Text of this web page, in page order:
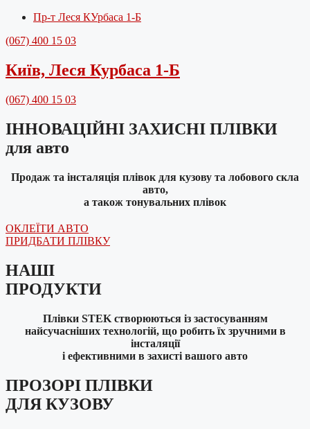
Пр-т Леся КУрбаса 1-Б
(067) 400 15 03
Київ, Леся Курбаса 1-Б
(067) 400 15 03
ІННОВАЦІЙНІ ЗАХИСНІ ПЛІВКИ
для авто
Продаж та інсталяція плівок для кузову та лобового скла
авто,
а також тонувальних плівок
ОКЛЕЇТИ АВТО
ПРИДБАТИ ПЛІВКУ
НАШІ
ПРОДУКТИ
Плівки STEK створюються із застосуванням
найсучасніших технологій, що робить їх зручними в
інсталяції
і ефективними в захисті вашого авто
ПРОЗОРІ ПЛІВКИ
ДЛЯ КУЗОВУ